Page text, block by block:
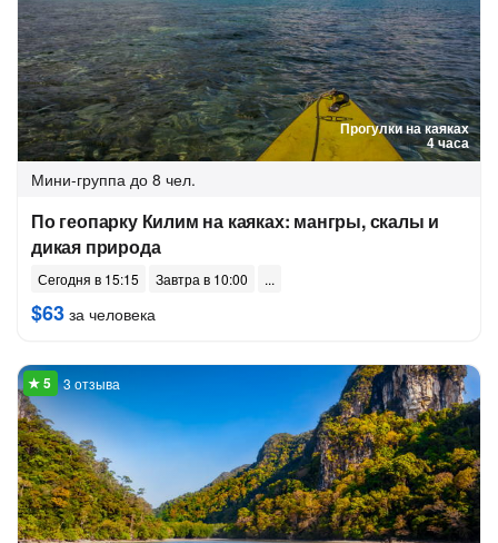
Прогулки на каяках
4 часа
Мини-группа до 8 чел.
По геопарку Килим на каяках: мангры, скалы и
дикая природа
Сегодня в 15:15 Завтра в 10:00
$63 за человека
3 отзыва